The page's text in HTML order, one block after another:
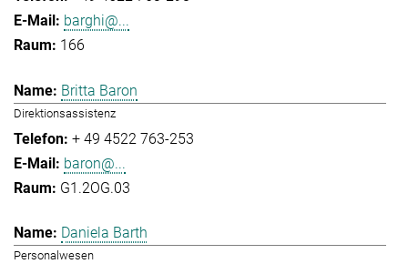
barghi@...
166
Britta Baron
Direktionsassistenz
+ 49 4522 763-253
baron@...
G1.2OG.03
Daniela Barth
Personalwesen